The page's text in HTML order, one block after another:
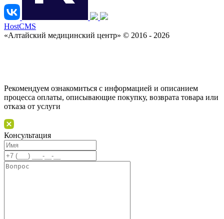
HostCMS
«Алтайский медицинский центр» © 2016 - 2026
Рекомендуем ознакомиться с информацией и описанием
процессa оплаты, описывающие покупку, возврата товара или
отказа от услуги
Консультация